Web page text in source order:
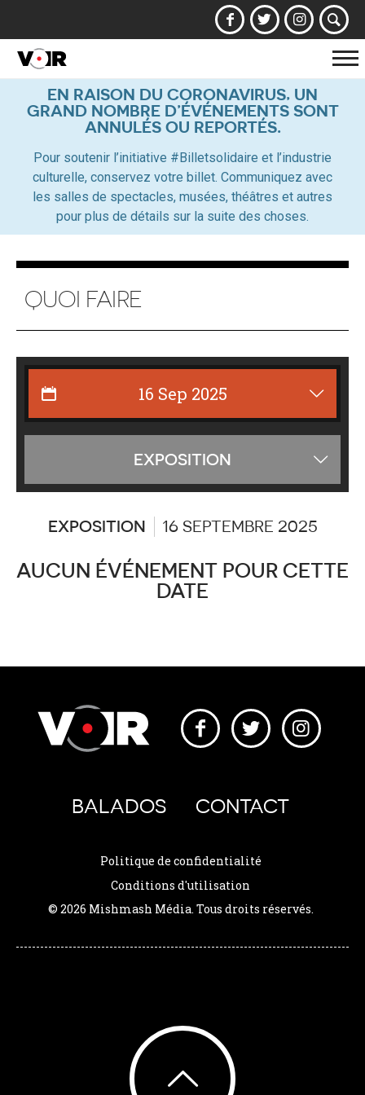
la
EN RAISON DU CORONAVIRUS, UN
GRAND NOMBRE D’ÉVÉNEMENTS SONT
ANNULÉS OU REPORTÉS.
Pour soutenir l’initiative #Billetsolidaire et l’industrie
culturelle, conservez votre billet. Communiquez avec
les salles de spectacles, musées, théâtres et autres
pour plus de détails sur la suite des choses.
QUOI FAIRE
EXPOSITION
les
EXPOSITION 16 SEPTEMBRE 2025
AUCUN ÉVÉNEMENT POUR CETTE
DATE
BALADOS CONTACT
Politique de confidentialité
Conditions d'utilisation
© 2026 Mishmash Média. Tous droits réservés.